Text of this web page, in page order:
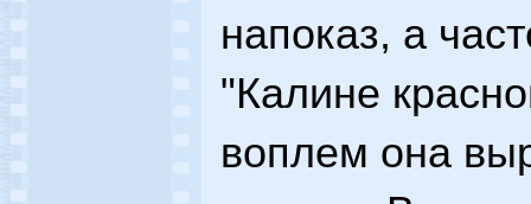
напоказ, а
"Калине
воплем она